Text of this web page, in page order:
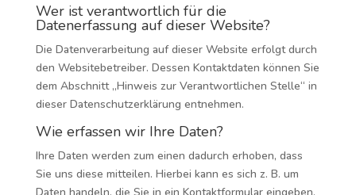
Wer ist verantwortlich für die
Datenerfassung auf dieser Website?
Die Datenverarbeitung auf dieser Website erfolgt durch
den Websitebetreiber. Dessen Kontaktdaten können Sie
dem Abschnitt „Hinweis zur Verantwortlichen Stelle“ in
dieser Datenschutzerklärung entnehmen.
Wie erfassen wir Ihre Daten?
Ihre Daten werden zum einen dadurch erhoben, dass
Sie uns diese mitteilen. Hierbei kann es sich z. B. um
Daten handeln, die Sie in ein Kontaktformular eingeben.